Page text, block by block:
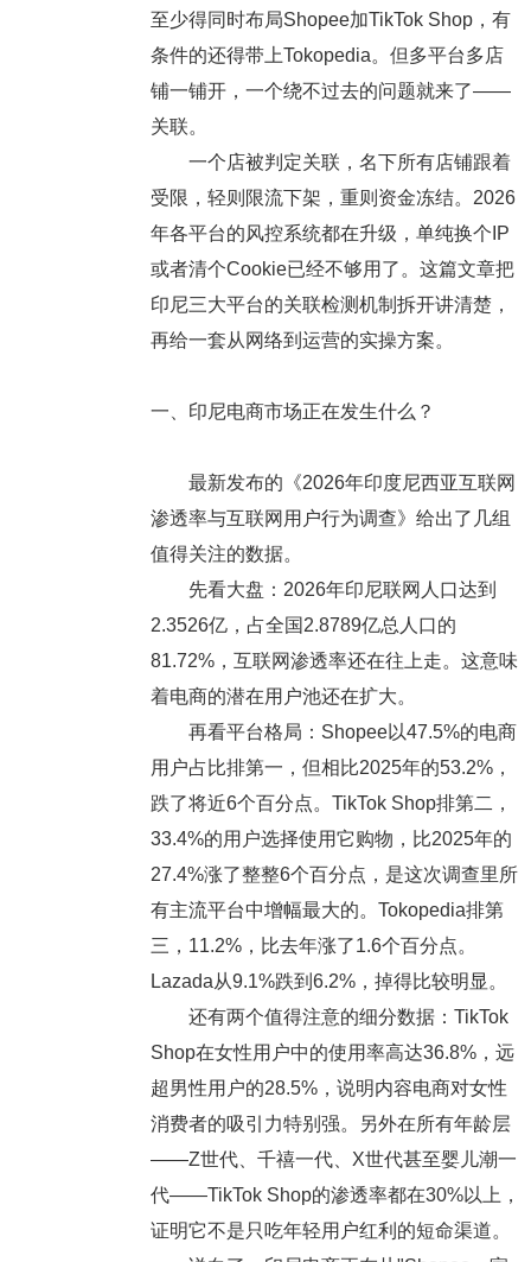
至少得同时布局Shopee加TikTok Shop，有
条件的还得带上Tokopedia。但多平台多店
铺一铺开，一个绕不过去的问题就来了——
关联。
一个店被判定关联，名下所有店铺跟着
受限，轻则限流下架，重则资金冻结。2026
年各平台的风控系统都在升级，单纯换个IP
或者清个Cookie已经不够用了。这篇文章把
印尼三大平台的关联检测机制拆开讲清楚，
再给一套从网络到运营的实操方案。
一、印尼电商市场正在发生什么？
最新发布的《2026年印度尼西亚互联网
渗透率与互联网用户行为调查》给出了几组
值得关注的数据。
先看大盘：2026年印尼联网人口达到
2.3526亿，占全国2.8789亿总人口的
81.72%，互联网渗透率还在往上走。这意味
着电商的潜在用户池还在扩大。
再看平台格局：Shopee以47.5%的电商
用户占比排第一，但相比2025年的53.2%，
跌了将近6个百分点。TikTok Shop排第二，
33.4%的用户选择使用它购物，比2025年的
27.4%涨了整整6个百分点，是这次调查里所
有主流平台中增幅最大的。Tokopedia排第
三，11.2%，比去年涨了1.6个百分点。
Lazada从9.1%跌到6.2%，掉得比较明显。
还有两个值得注意的细分数据：TikTok
Shop在女性用户中的使用率高达36.8%，远
超男性用户的28.5%，说明内容电商对女性
消费者的吸引力特别强。另外在所有年龄层
——Z世代、千禧一代、X世代甚至婴儿潮一
代——TikTok Shop的渗透率都在30%以上，
证明它不是只吃年轻用户红利的短命渠道。